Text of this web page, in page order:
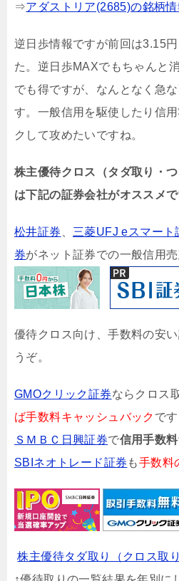
⇒アダストリア(2685)の銘柄情
逆日歩情報ですが前回は3.15
た。逆日歩MAXでもちゃんと
でも得ですが、なんとなく急
す。一般信用を駆使したり信
クして攻めたいですね。
株主優待クロス（タダ取り・
は下記の証券会社がオススメで
松井証券 三菱UFJ eスマート
券がネット証券での一般信用売
優待クロス向け、手数料の安
うぞ。
GMOクリック証券ならクロス
ば手数料キャッシュバック です
ＳＭＢＣ日興証券で信用手数
SBIネオトレード証券 も手数料
株主優待タダ取り（クロス取